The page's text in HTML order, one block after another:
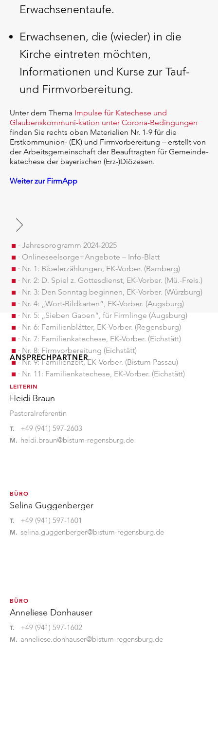
Erwachsenentaufe.
Erwachsenen, die (wieder) in die
Kirche eintreten möchten,
Informationen und Kurse zur Tauf-
und Firmvorbereitung.
Unter dem Thema Impulse für Katechese und
Glaubenskommuni-kation unter Corona-Bedingungen
finden Sie rechts oben Materialien Nr. 1-9 für die
Erstkommunion- (EK) und Firmvorbereitung – erstellt von
der Arbeitsgemeinschaft der Beauftragten für Gemeinde-
katechese der bayerischen (Erz-)Diözesen.
Weiter zur FirmApp
· Jahresprogramm 2024-2025
· Onlineseelsorge+Angebote – Info-Blatt
· Nr. 1: Bibelerzählungen, EK-Vorber. (Bamberg)
· Nr. 2: D. Spiel z. Gottesdienst, EK-Vorber. (Mü.-Freis.)
· Nr. 3: Den Sonntag beginnen, EK-Vorber. (Würzburg)
· Nr. 4: „Wort-Bildkarten“, EK-Vorber. (Augsburg)
· Nr. 5: „Sieben Gaben“, für Firmlinge (Augsburg)
· Nr. 6: Familienblätter, EK-Vorber. (Regensburg)
· Nr. 7: Familienkatechese, EK-Vorber. (Eichstätt)
· Nr. 8: Firmvorbereitung (Eichstätt)
· Nr. 9: Familienzeit, EK-Vorber. (Bistum Passau)
· Nr. 11: Familienkatechese, EK-Vorber. (Eichstätt)
ANSPRECHPARTNER
LEITERIN
Heidi Braun
Pastoralreferentin
T. +49 (941) 597-2603
M. heidi.braun@bistum-regensburg.de
BÜRO
Selina Guggenberger
T. +49 (941) 597-1601
M. selina.guggenberger@bistum-regensburg.de
BÜRO
Anneliese Donhauser
T. +49 (941) 597-1602
M. anneliese.donhauser@bistum-regensburg.de